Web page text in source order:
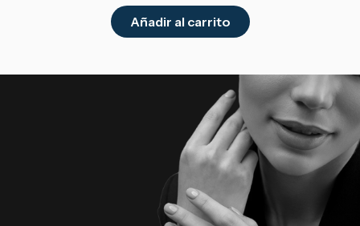
Añadir al carrito